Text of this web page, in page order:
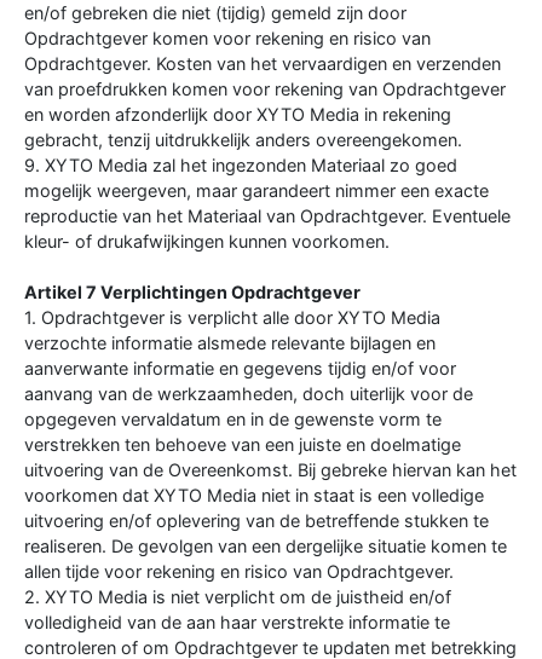
en/of gebreken die niet (tijdig) gemeld zijn door
Opdrachtgever komen voor rekening en risico van
Opdrachtgever. Kosten van het vervaardigen en verzenden
van proefdrukken komen voor rekening van Opdrachtgever
en worden afzonderlijk door XYTO Media in rekening
gebracht, tenzij uitdrukkelijk anders overeengekomen.
9. XYTO Media zal het ingezonden Materiaal zo goed
mogelijk weergeven, maar garandeert nimmer een exacte
reproductie van het Materiaal van Opdrachtgever. Eventuele
kleur- of drukafwijkingen kunnen voorkomen.
Artikel 7 Verplichtingen Opdrachtgever
1. Opdrachtgever is verplicht alle door XYTO Media
verzochte informatie alsmede relevante bijlagen en
aanverwante informatie en gegevens tijdig en/of voor
aanvang van de werkzaamheden, doch uiterlijk voor de
opgegeven vervaldatum en in de gewenste vorm te
verstrekken ten behoeve van een juiste en doelmatige
uitvoering van de Overeenkomst. Bij gebreke hiervan kan het
voorkomen dat XYTO Media niet in staat is een volledige
uitvoering en/of oplevering van de betreffende stukken te
realiseren. De gevolgen van een dergelijke situatie komen te
allen tijde voor rekening en risico van Opdrachtgever.
2. XYTO Media is niet verplicht om de juistheid en/of
volledigheid van de aan haar verstrekte informatie te
controleren of om Opdrachtgever te updaten met betrekking